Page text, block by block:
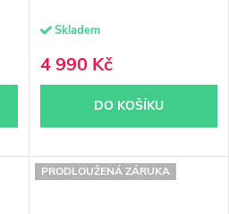
Skladem
4 990 Kč
DO KOŠÍKU
PRODLOUŽENÁ ZÁRUKA